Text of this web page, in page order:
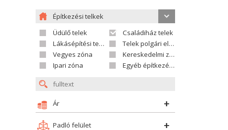
Építkezési telkek
Üdülő telek
Családiház telek
Lákásépítési telek
Telek polgári ellátáshoz
Vegyes zóna
Kereskedelmi zóna
Ipari zóna
Egyéb építkezési telek
Ár
Padló felület